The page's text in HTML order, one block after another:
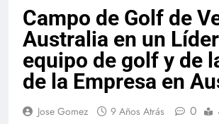
La familia
entierra a
miembro
7 Años Atrás
Cápsulas
Testo a
Especiales
Colombia,
7 Años Atrás
Crema
Campo de Golf de
Australia en un
equipo de golf y de
de la Empresa en
Jose Gomez 9 Años Atrás 0